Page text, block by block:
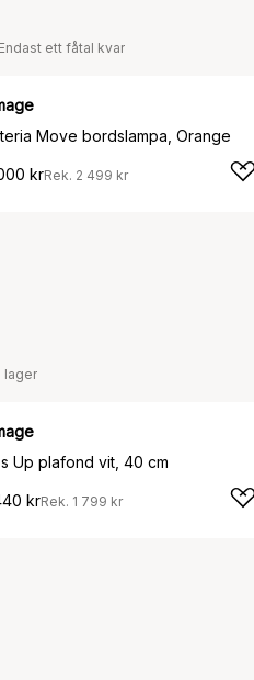
Endast ett fåtal kvar
Move bordslampa, Orange
krRek. 2 499 kr
I lager
Up plafond vit, 40 cm
krRek. 1 799 kr